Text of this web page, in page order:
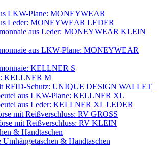
LKW-Plane: MONEYWEAR
Leder: MONEYWEAR LEDER
aus Leder: MONEYWEAR KLEIN
aus LKW-Plane: MONEYWEAR
KELLNER S
KELLNER M
RFID-Schutz: UNIQUE DESIGN WALLET
aus LKW-Plane: KELLNER XL
aus Leder: KELLNER XL LEDER
mit Reißverschluss: RV GROSS
mit Reißverschluss: RV KLEIN
& Handtaschen
& Handtaschen